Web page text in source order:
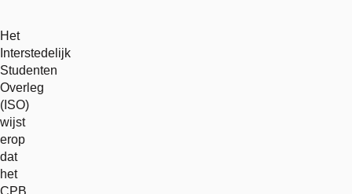
Het
Interstedelijk
Studenten
Overleg
(ISO)
wijst
erop
dat
het
CPB